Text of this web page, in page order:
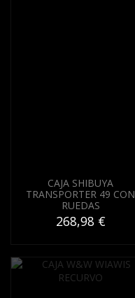
CAJA SHIBUYA
TRANSPORTER 49 CON
RUEDAS
268,98 €